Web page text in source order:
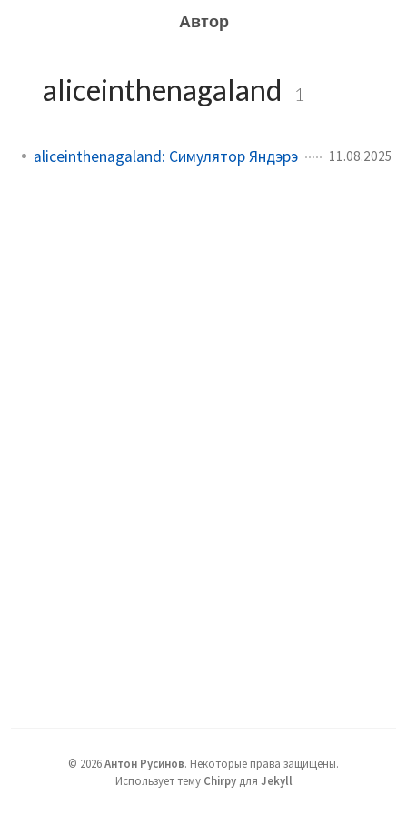
Автор
aliceinthenagaland 1
aliceinthenagaland: Симулятор Яндэрэ 11.08.2025
© 2026Антон Русинов. Некоторые права защищены.
Использует тему Chirpyдля Jekyll